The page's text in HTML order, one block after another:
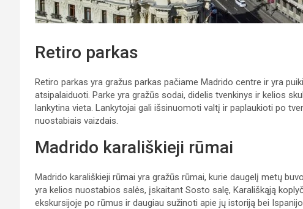
Retiro parkas
Retiro parkas yra gražus parkas pačiame Madrido centre ir yra
atsipalaiduoti. Parke yra gražūs sodai, didelis tvenkinys ir kelios
lankytina vieta. Lankytojai gali išsinuomoti valtį ir paplaukioti po
nuostabiais vaizdais.
Madrido karališkieji rūmai
Madrido karališkieji rūmai yra gražūs rūmai, kurie daugelį metų
yra kelios nuostabios salės, įskaitant Sosto salę, Karališkąją
ekskursijoje po rūmus ir daugiau sužinoti apie jų istoriją bei